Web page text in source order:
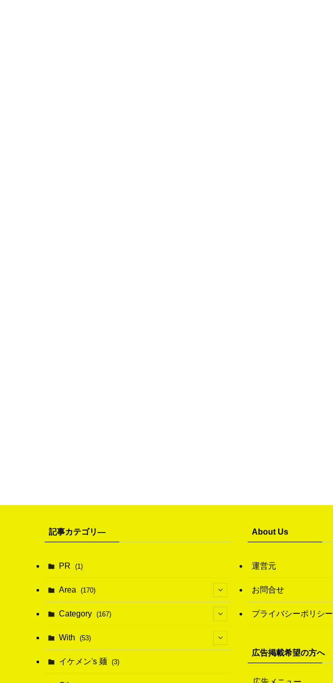
記事カテゴリ―
PR (1)
Area (170)
(1)
(6)
Category (167)
(114)
With (53)
(15)
イケメン's 麺 (3)
About Us
運営元
お問合せ
プライバシーポリシー
広告掲載希望の方へ